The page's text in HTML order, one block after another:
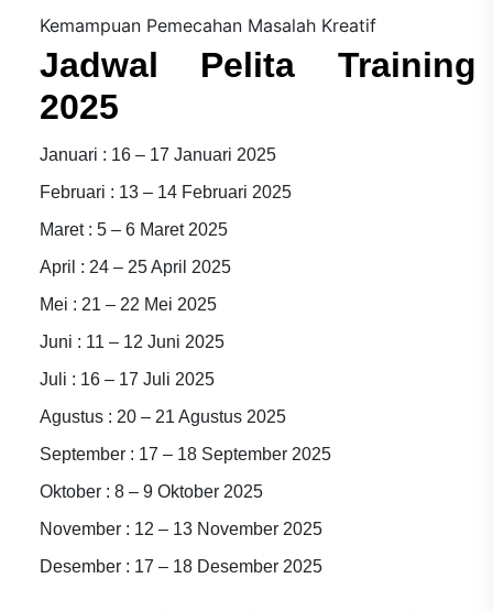
Kemampuan Pemecahan Masalah Kreatif
Jadwal Pelita Training
2025
Januari : 16 – 17 Januari 2025
Februari : 13 – 14 Februari 2025
Maret : 5 – 6 Maret 2025
April : 24 – 25 April 2025
Mei : 21 – 22 Mei 2025
Juni : 11 – 12 Juni 2025
Juli : 16 – 17 Juli 2025
Agustus : 20 – 21 Agustus 2025
September : 17 – 18 September 2025
Oktober : 8 – 9 Oktober 2025
November : 12 – 13 November 2025
Desember : 17 – 18 Desember 2025